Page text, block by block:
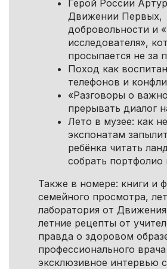
Герой России
Движении Первых,
добровольности и
исследователя»,
просыпается не за
Поход как
телефонов и
«Разговоры о
прерывать диалог
Лето в музее: как
экспонатам
ребёнка читать
собрать портфолио
Также в номере: книги и
семейного просмотра,
лаборатория от
летние рецепты от
правда о здоровом
профессионального
эксклюзивное интервью с